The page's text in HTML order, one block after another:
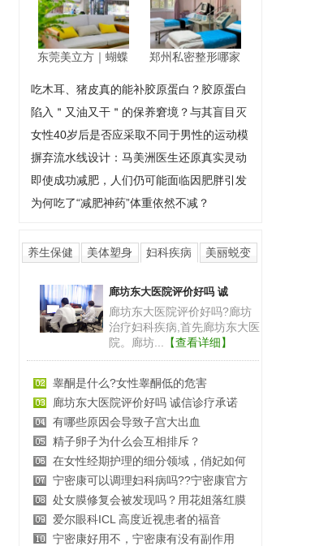
东莞美立方｜蝴蝶 郑州私密整形哪家
吃木耳、猪皮真的能补胶原蛋白？胶原蛋白
陷入＂又油又干＂的保养窘境？与其盲目灭
女性40岁后是否应采取不同于男性的运动模
摒弃流水线设计：马美洲医生还原真实灵动
即使成功减肥，人们仍可能面临因肥胖引发
为何吃了“减肥神药”体重依然不减？
养生保健 美体塑身 妇科疾病 美丽蜕变
廊坊东大医院评价好吗 诚
廊坊东大医院评价好吗?廊坊
治疗妇科疾病,首先廊坊东大医
院。廊坊...
【查看详细】
睾酮是什么?女性睾酮低的危害
廊坊东大医院评价好吗 诚信诊疗承诺
有哪些原因会导致子宫大出血
精子卵子为什么会互相排斥？
在女性经期护理的细分领域，俏妃如何
宁密康可以调理妇科病吗??宁密康官方
处女膜修复会被发现吗？用花姐落红膜
爱尔眼科ICL 高度近视患者的福音
宁密康好用不，宁密康有没有副作用